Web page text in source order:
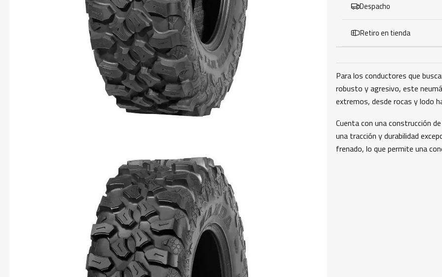
Despacho
Retiro en tienda
Para los conductores que
robusto y agresivo, este
extremos, desde rocas y lodo
Cuenta con una construcción
una tracción y durabilidad
frenado, lo que permite una